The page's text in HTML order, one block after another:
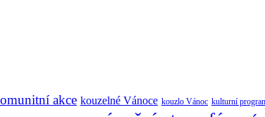
akce kouzelné Vánoce kouzlo Vánoc kulturní